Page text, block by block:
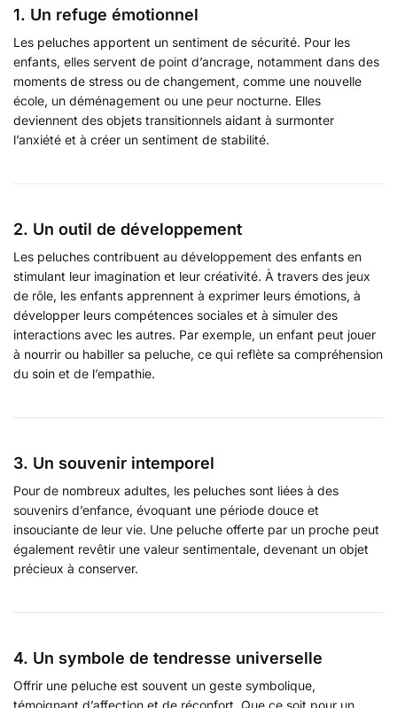
1. Un refuge émotionnel
Les peluches apportent un sentiment de sécurité. Pour les
enfants, elles servent de point d’ancrage, notamment dans des
moments de stress ou de changement, comme une nouvelle
école, un déménagement ou une peur nocturne. Elles
deviennent des objets transitionnels aidant à surmonter
l’anxiété et à créer un sentiment de stabilité.
2. Un outil de développement
Les peluches contribuent au développement des enfants en
stimulant leur imagination et leur créativité. À travers des jeux
de rôle, les enfants apprennent à exprimer leurs émotions, à
développer leurs compétences sociales et à simuler des
interactions avec les autres. Par exemple, un enfant peut jouer
à nourrir ou habiller sa peluche, ce qui reflète sa compréhension
du soin et de l’empathie.
3. Un souvenir intemporel
Pour de nombreux adultes, les peluches sont liées à des
souvenirs d’enfance, évoquant une période douce et
insouciante de leur vie. Une peluche offerte par un proche peut
également revêtir une valeur sentimentale, devenant un objet
précieux à conserver.
4. Un symbole de tendresse universelle
Offrir une peluche est souvent un geste symbolique,